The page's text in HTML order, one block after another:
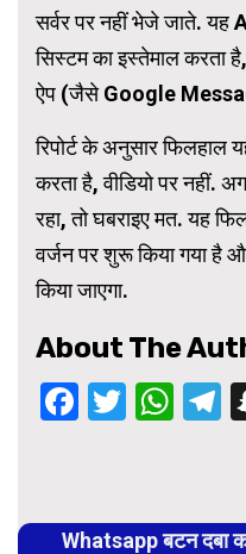
सर्वर पर नहीं भेजे जाते.
सिस्टम का इस्तेमाल करता
ऐप (जैसे Google
रिपोर्ट के अनुसार फिलहाल
करता है, वीडियो पर नहीं.
रहा, तो घबराइए मत. यह
वर्जन पर शुरू किया गया है
किया जाएगा.
About The
Facebook
Twitter
Reading
Whatsapp बटन दबा